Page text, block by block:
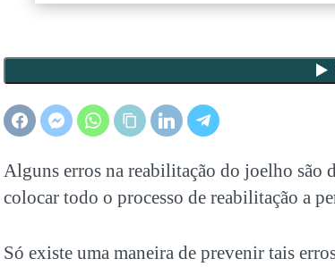
Alguns erros na reabilitação do joelho são
colocar todo o processo de reabilitação a
Só existe uma maneira de prevenir tais